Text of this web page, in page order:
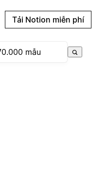
Tải Notion miễn phí